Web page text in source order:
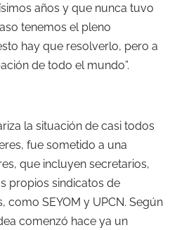
años y que nunca tuvo
tenemos el pleno
hay que resolverlo, pero a
de todo el mundo”.
la situación de casi todos
fue sometido a una
que incluyen secretarios,
propios sindicatos de
SEYOM y UPCN. Según
comenzó hace ya un